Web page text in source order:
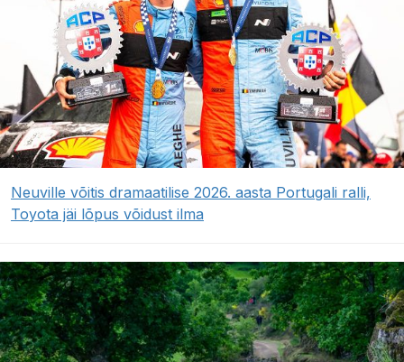
Neuville võitis dramaatilise 2026. aasta Portugali ralli,
Toyota jäi lõpus võidust ilma